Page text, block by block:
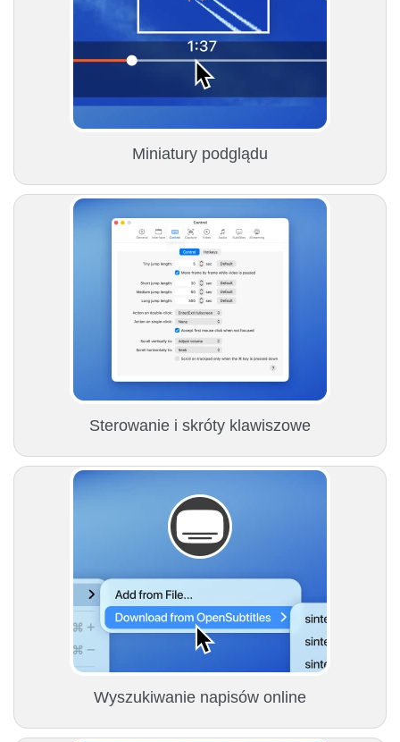
Miniatury podglądu
Sterowanie i skróty klawiszowe
Wyszukiwanie napisów online